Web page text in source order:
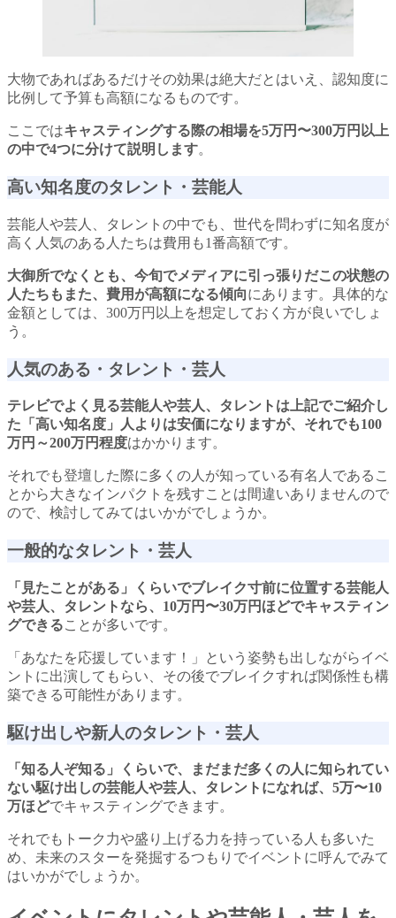
大物であればあるだけその効果は絶大だとはいえ、認知度に
比例して予算も高額になるものです。
ここではキャスティングする際の相場を5万円〜300万円以上
の中で4つに分けて説明します。
高い知名度のタレント・芸能人
芸能人や芸人、タレントの中でも、世代を問わずに知名度が
高く人気のある人たちは費用も1番高額です。
大御所でなくとも、今旬でメディアに引っ張りだこの状態の
人たちもまた、費用が高額になる傾向にあります。具体的な
金額としては、300万円以上を想定しておく方が良いでしょ
う。
人気のある・タレント・芸人
テレビでよく見る芸能人や芸人、タレントは上記でご紹介し
た「高い知名度」人よりは安価になりますが、それでも100
万円～200万円程度はかかります。
それでも登壇した際に多くの人が知っている有名人であるこ
とから大きなインパクトを残すことは間違いありませんので
ので、検討してみてはいかがでしょうか。
一般的なタレント・芸人
「見たことがある」くらいでブレイク寸前に位置する芸能人
や芸人、タレントなら、10万円〜30万円ほどでキャスティン
グできることが多いです。
「あなたを応援しています！」という姿勢も出しながらイベ
ントに出演してもらい、その後でブレイクすれば関係性も構
築できる可能性があります。
駆け出しや新人のタレント・芸人
「知る人ぞ知る」くらいで、まだまだ多くの人に知られてい
ない駆け出しの芸能人や芸人、タレントになれば、5万〜10
万ほどでキャスティングできます。
それでもトーク力や盛り上げる力を持っている人も多いた
め、未来のスターを発掘するつもりでイベントに呼んでみて
はいかがでしょうか。